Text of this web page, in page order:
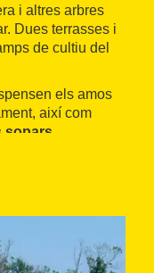
i altres arbres
Dues terrasses i
de cultiu del
els amos
així com
sopars